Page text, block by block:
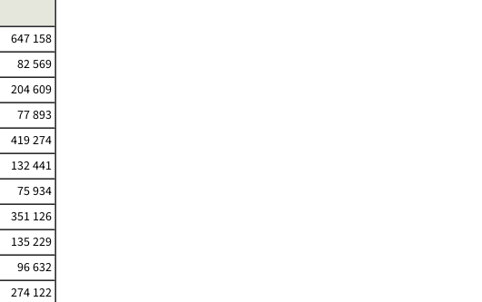
647 158
82 569
204 609
77 893
419 274
132 441
75 934
351 126
135 229
96 632
274 122